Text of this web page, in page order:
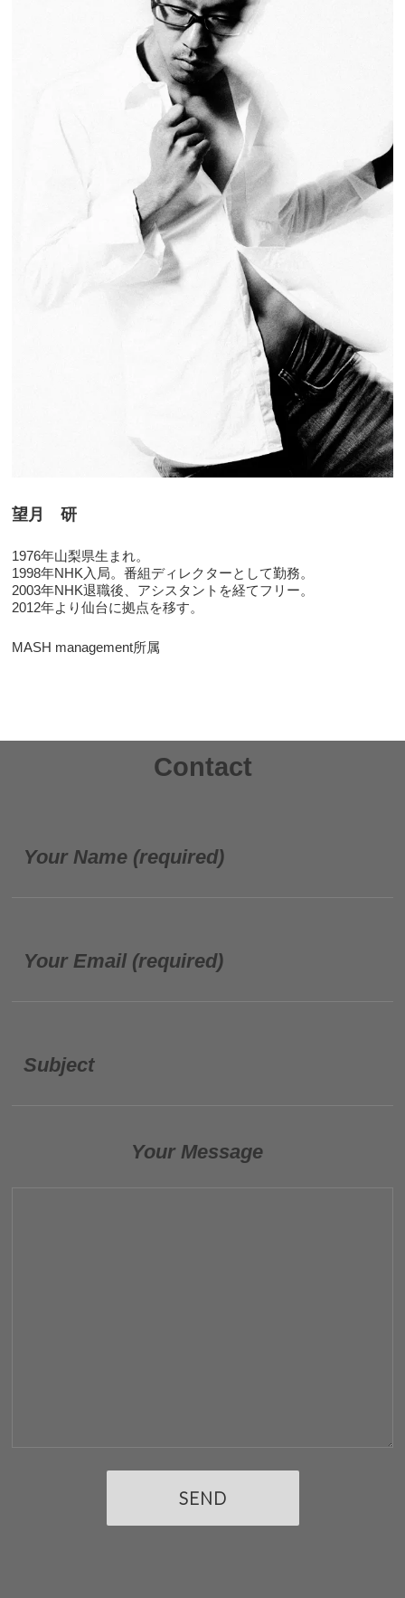
望月 研
1976年山梨県生まれ。
1998年NHK入局。番組ディレクターとして勤務。
2003年NHK退職後、アシスタントを経てフリー。
2012年より仙台に拠点を移す。
MASH management所属
Contact
Your Name (required)
Your Email (required)
Subject
Your Message